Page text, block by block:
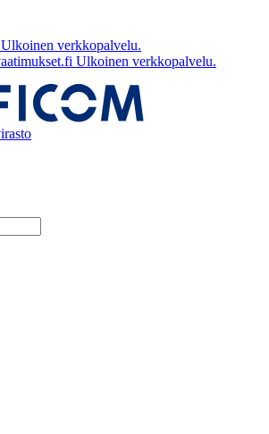
Ulkoinen verkkopalvelu.
Ulkoinen verkkopalvelu.